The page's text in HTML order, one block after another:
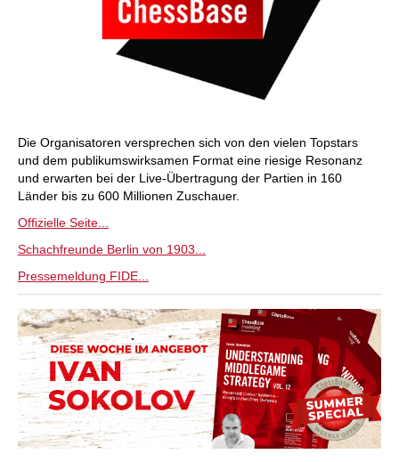
Die Organisatoren versprechen sich von den vielen Topstars
und dem publikumswirksamen Format eine riesige Resonanz
und erwarten bei der Live-Übertragung der Partien in 160
Länder bis zu 600 Millionen Zuschauer.
Offizielle Seite...
Schachfreunde Berlin von 1903...
Pressemeldung FIDE...